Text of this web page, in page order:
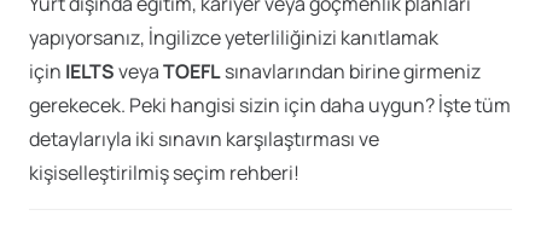
yapıyorsanız, İngilizce yeterliliğinizi kanıtlamak
için IELTSveyaTOEFLsınavlarından birine girmeniz
gerekecek. Peki hangisi sizin için daha uygun? İşte tüm
detaylarıyla iki sınavın karşılaştırması ve
kişiselleştirilmiş seçim rehberi!